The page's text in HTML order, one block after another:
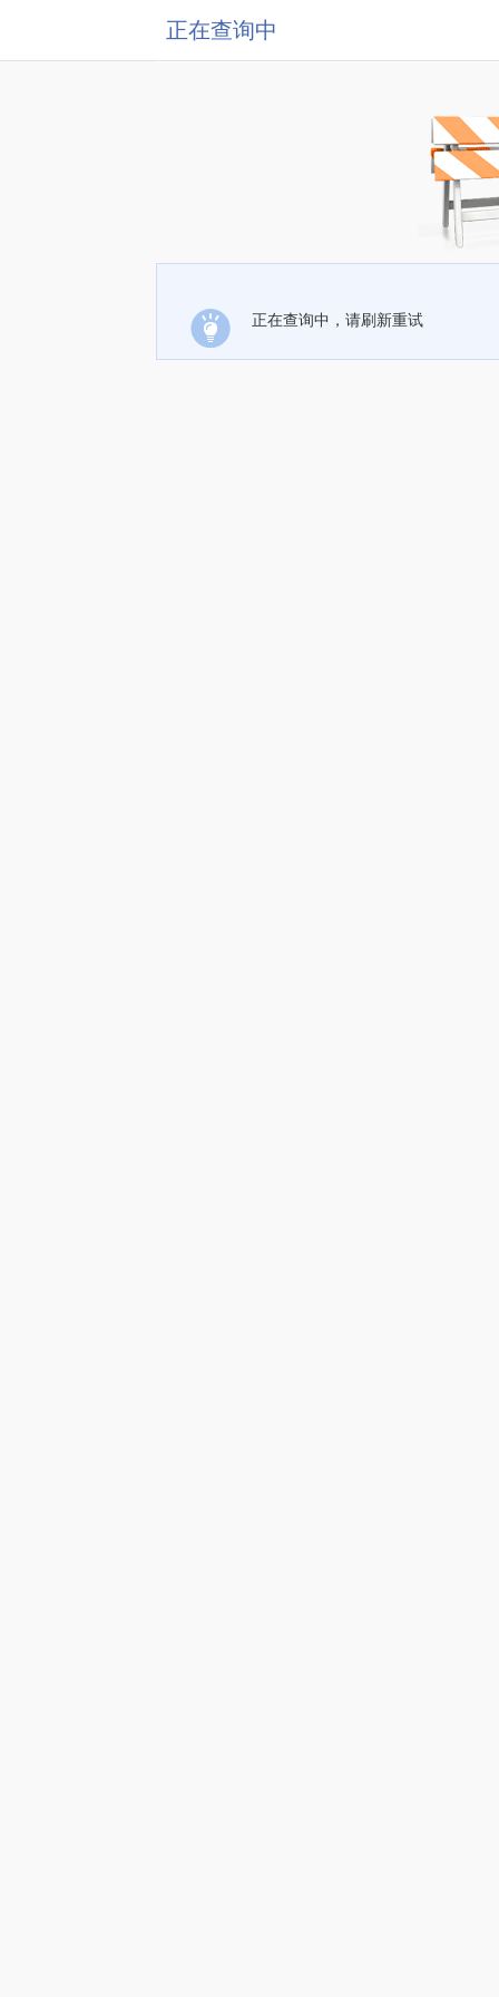
正在查询中
正在查询中，请刷新重试